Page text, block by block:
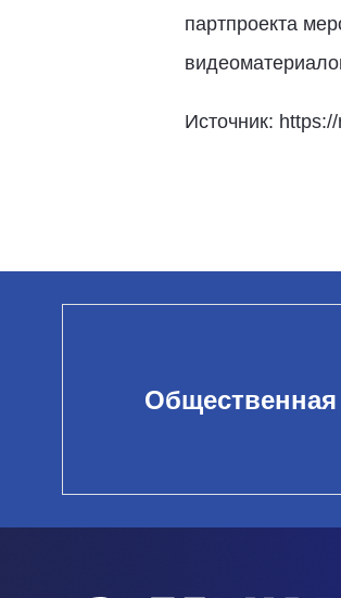
партпроекта
Источник: